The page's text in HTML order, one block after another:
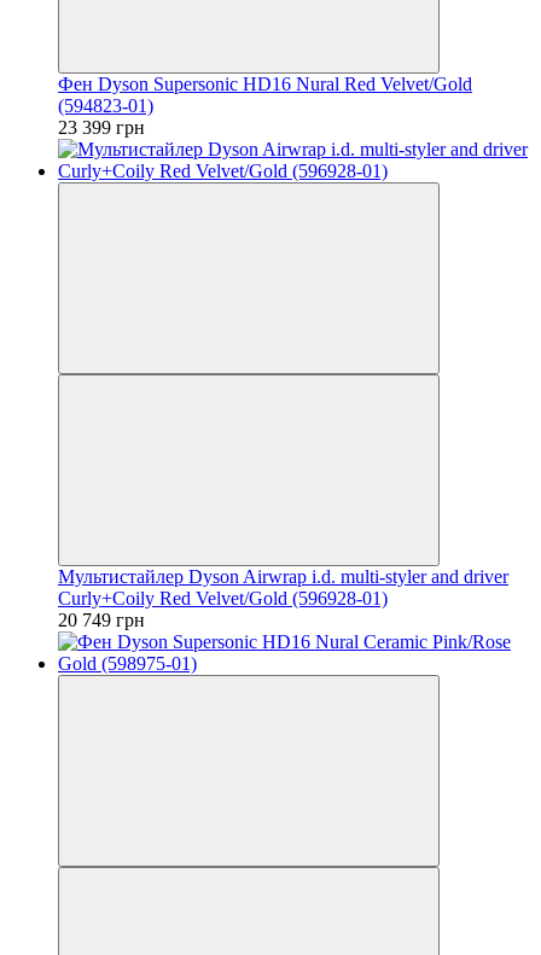
Фен Dyson Supersonic HD16 Nural Red Velvet/Gold
(594823-01)
23 399 грн
Мультистайлер Dyson Airwrap i.d. multi-styler and driver
Curly+Coily Red Velvet/Gold (596928-01)
20 749 грн